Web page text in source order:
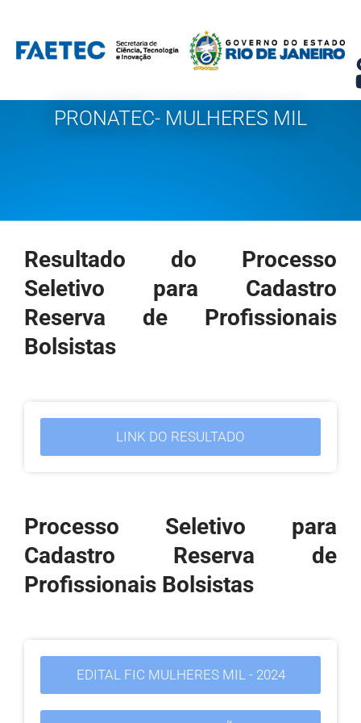
Pular
para
conteúdo
PRONATEC- MULHERES MIL
Resultado do Processo
Seletivo para Cadastro
Reserva de Profissionais
Bolsistas
LINK DO RESULTADO
Processo Seletivo para
Cadastro Reserva de
Profissionais Bolsistas
EDITAL FIC MULHERES MIL - 2024